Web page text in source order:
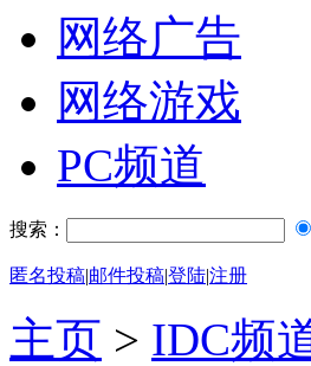
网络广告
网络游戏
PC频道
搜索：
匿名投稿|邮件投稿|登陆|注册
主页 > IDC频